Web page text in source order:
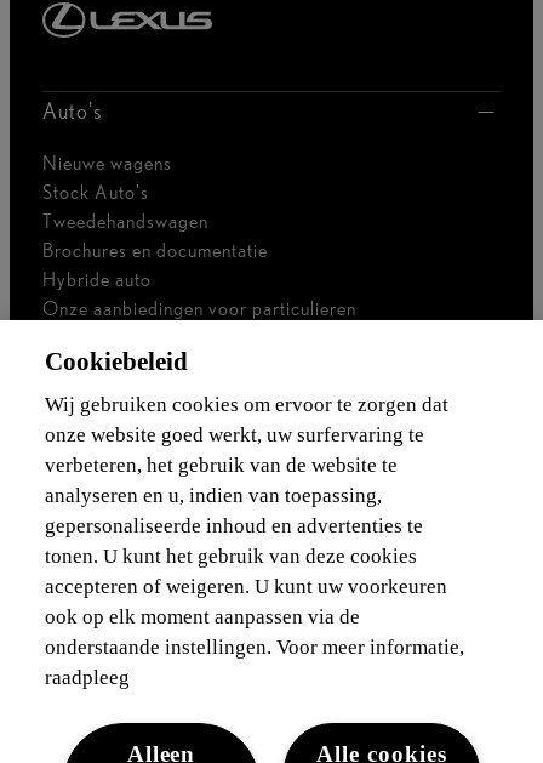
Auto's
Nieuwe wagens
Stock Auto's
Tweedehandswagen
Brochures en documentatie
Hybride auto
Onze aanbiedingen voor particulieren
Bedrijfswagen
Ik ben zelfstandig
Voor vlootbeheerders
Waarborgen & financieringen
Ontdek Lexus
Wettelijke vermelding
Cookiebeleid
Wij gebruiken cookies om ervoor te zorgen dat
onze website goed werkt, uw surfervaring te
verbeteren, het gebruik van de website te
analyseren en u, indien van toepassing,
gepersonaliseerde inhoud en advertenties te
tonen. U kunt het gebruik van deze cookies
accepteren of weigeren. U kunt uw voorkeuren
ook op elk moment aanpassen via de
onderstaande instellingen. Voor meer informatie,
raadpleeg
Alle cookies
Alleen